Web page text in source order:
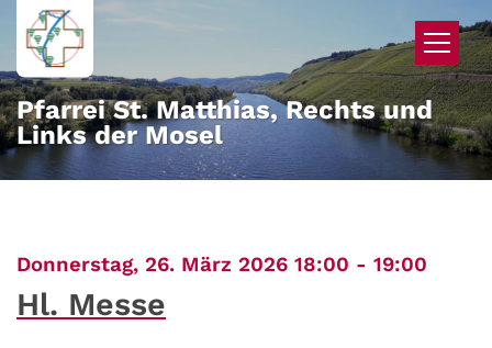
Zum Inhalt springen
Pfarrei St. Matthias, Rechts und
Links der Mosel
Donnerstag, 26. März 2026 18:00 - 19:00
Hl. Messe